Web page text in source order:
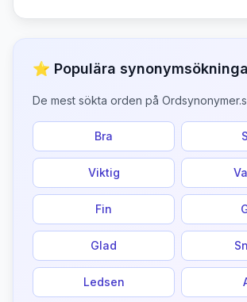
⭐ Populära
De mest sökta orden på
Bra
Viktig
Fin
Glad
Ledsen